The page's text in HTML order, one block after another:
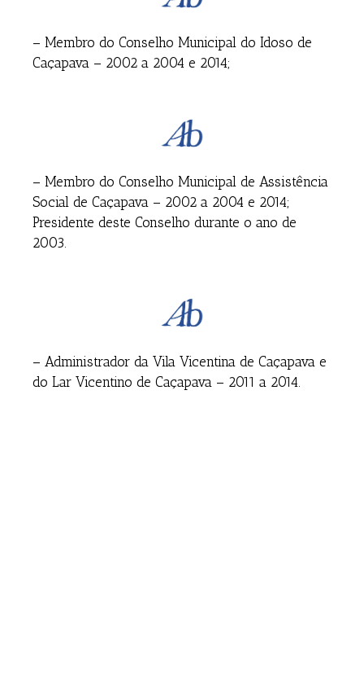
– Membro do Conselho Municipal do Idoso de
Caçapava – 2002 a 2004 e 2014;
– Membro do Conselho Municipal de Assistência
Social de Caçapava – 2002 a 2004 e 2014;
Presidente deste Conselho durante o ano de
2003.
– Administrador da Vila Vicentina de Caçapava e
do Lar Vicentino de Caçapava – 2011 a 2014.